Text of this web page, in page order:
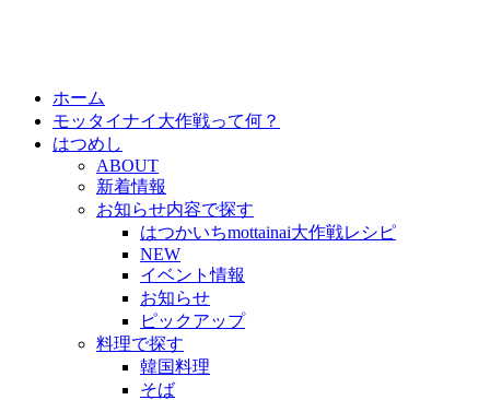
ホーム
モッタイナイ大作戦って何？
はつめし
ABOUT
新着情報
お知らせ内容で探す
はつかいちmottainai大作戦レシピ
NEW
イベント情報
お知らせ
ピックアップ
料理で探す
韓国料理
そば